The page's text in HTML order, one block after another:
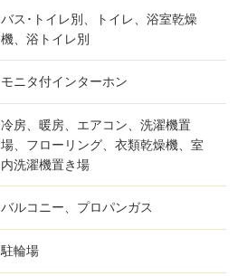
バス･トイレ別、トイレ、浴室乾燥
機、浴トイレ別
モニタ付インターホン
冷房、暖房、エアコン、洗濯機置
場、フローリング、衣類乾燥機、室
内洗濯機置き場
バルコニー、プロパンガス
駐輪場